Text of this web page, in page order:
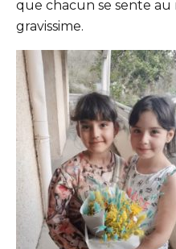
que chacun se sente au
gravissime.